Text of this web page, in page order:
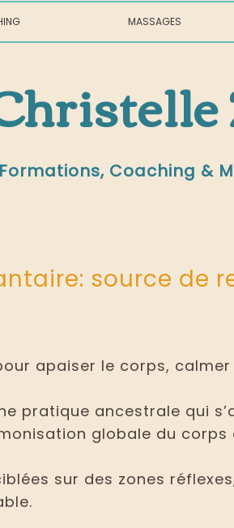
Formations, Coaching &
MASSAGES
source de
apaiser le corps, calmer
pratique ancestrale qui
globale du corps
sur des zones